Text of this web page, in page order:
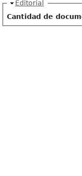
Ocultar
Editorial
Cantidad de